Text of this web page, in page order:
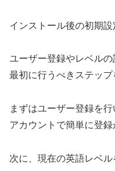
インストール後の初期設
ユーザー登録やレベルの
最初に行うべきステップ
まずはユーザー登録を
アカウントで簡単に登録
次に、現在の英語レベル